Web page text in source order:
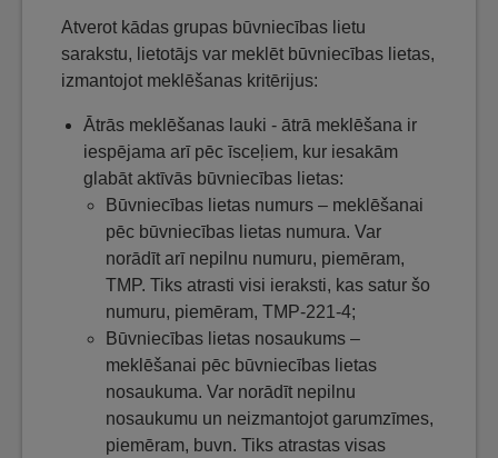
Atverot kādas grupas būvniecības lietu
sarakstu, lietotājs var meklēt būvniecības lietas,
izmantojot meklēšanas kritērijus:
Ātrās meklēšanas lauki - ātrā meklēšana ir
iespējama arī pēc īsceļiem, kur iesakām
glabāt aktīvās būvniecības lietas:
Būvniecības lietas numurs – meklēšanai
pēc būvniecības lietas numura. Var
norādīt arī nepilnu numuru, piemēram,
TMP. Tiks atrasti visi ieraksti, kas satur šo
numuru, piemēram, TMP-221-4;
Būvniecības lietas nosaukums –
meklēšanai pēc būvniecības lietas
nosaukuma. Var norādīt nepilnu
nosaukumu un neizmantojot garumzīmes,
piemēram, buvn. Tiks atrastas visas